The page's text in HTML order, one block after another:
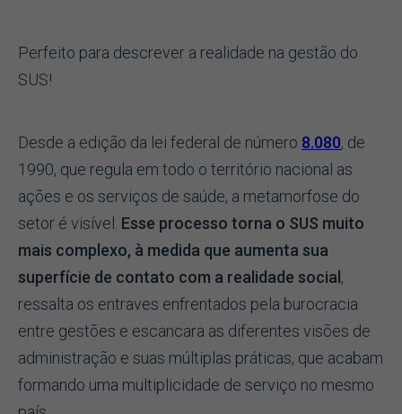
Perfeito para descrever a realidade na gestão do
SUS!
Desde a edição da lei federal de número 8.080, de
1990, que regula em todo o território nacional as
ações e os serviços de saúde, a metamorfose do
setor é visível. Esse processo torna o SUS muito
mais complexo, à medida que aumenta sua
superfície de contato com a realidade social,
ressalta os entraves enfrentados pela burocracia
entre gestões e escancara as diferentes visões de
administração e suas múltiplas práticas, que acabam
formando uma multiplicidade de serviço no mesmo